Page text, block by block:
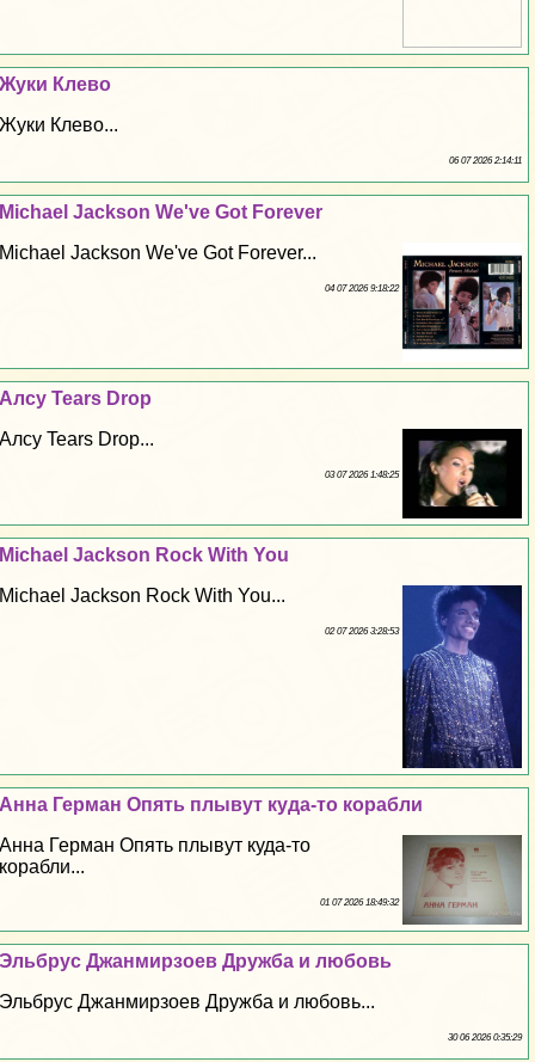
Жуки Клево
Жуки Клево...
06 07 2026 2:14:11
Michael Jackson We've Got Forever
Michael Jackson We've Got Forever...
04 07 2026 9:18:22
Алсу Tears Drop
Алсу Tears Drop...
03 07 2026 1:48:25
Michael Jackson Rock With You
Michael Jackson Rock With You...
02 07 2026 3:28:53
Анна Герман Опять плывут куда-то корабли
Анна Герман Опять плывут куда-то
корабли...
01 07 2026 18:49:32
Эльбрус Джанмирзоев Дружба и любовь
Эльбрус Джанмирзоев Дружба и любовь...
30 06 2026 0:35:29